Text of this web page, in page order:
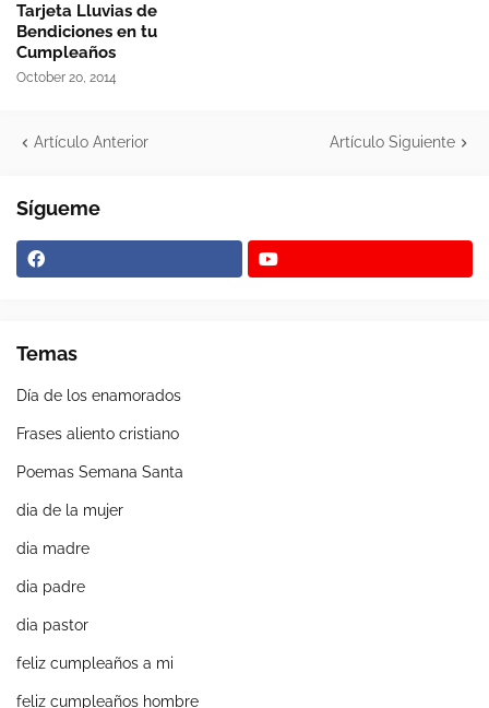
Tarjeta Lluvias de
Bendiciones en tu
Cumpleaños
October 20, 2014
Artículo Anterior Artículo Siguiente
Sígueme
Temas
Día de los enamorados
Frases aliento cristiano
Poemas Semana Santa
dia de la mujer
dia madre
dia padre
dia pastor
feliz cumpleaños a mi
feliz cumpleaños hombre